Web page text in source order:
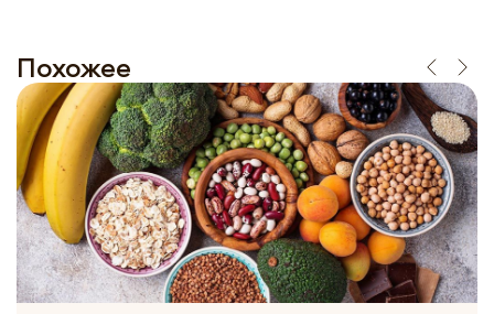
Похожее